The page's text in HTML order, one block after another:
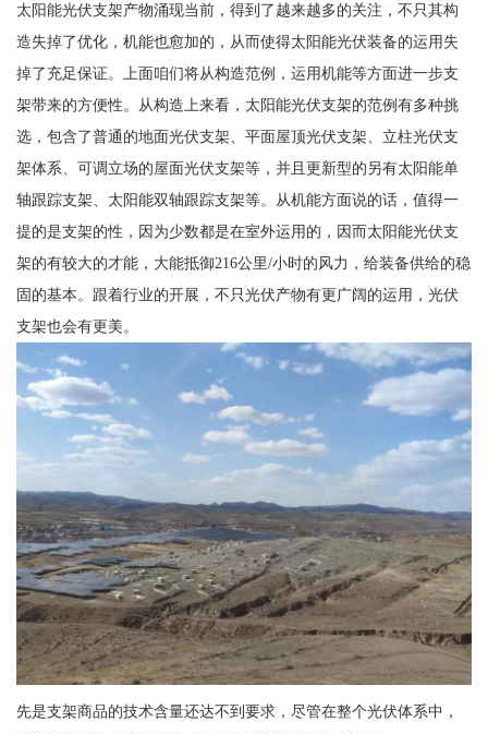
太阳能光伏支架产物涌现当前，得到了越来越多的关注，不只其构
造失掉了优化，机能也愈加的，从而使得太阳能光伏装备的运用失
掉了充足保证。上面咱们将从构造范例，运用机能等方面进一步支
架带来的方便性。从构造上来看，太阳能光伏支架的范例有多种挑
选，包含了普通的地面光伏支架、平面屋顶光伏支架、立柱光伏支
架体系、可调立场的屋面光伏支架等，并且更新型的另有太阳能单
轴跟踪支架、太阳能双轴跟踪支架等。从机能方面说的话，值得一
提的是支架的性，因为少数都是在室外运用的，因而太阳能光伏支
架的有较大的才能，大能抵御216公里/小时的风力，给装备供给的稳
固的基本。跟着行业的开展，不只光伏产物有更广阔的运用，光伏
支架也会有更美。
先是支架商品的技术含量还达不到要求，尽管在整个光伏体系中，